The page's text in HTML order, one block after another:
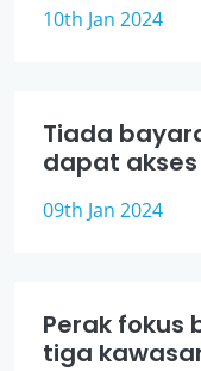
10th Jan 2024
Tiada
dapat akses
09th Jan 2024
Perak fokus
tiga